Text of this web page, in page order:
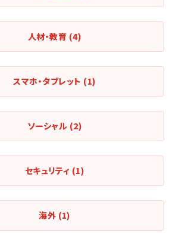
人材・教育 (4)
スマホ・タブレット (1)
ソーシャル (2)
セキュリティ (1)
海外 (1)